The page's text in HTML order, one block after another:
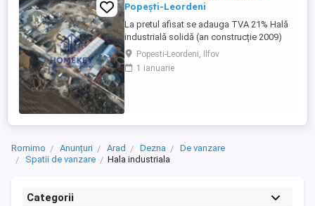
Popești-Leordeni
La pretul afisat se adauga TVA 21% Hală
industrială solidă (an construcție 2009)
amplasată strategic pe Șoseaua de
Centură, în zona Exterior Sud — Popești-
Leordeni, una dintre cele mai active zone
Popesti-Leordeni, Ilfov
1 ianuarie
Romimo Anunțuri Arad Dezna
De vanzare
Spatii de vanzare
Hala industriala
Categorii